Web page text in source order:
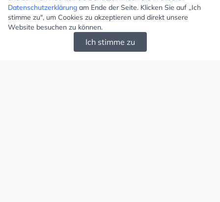
Datenschutzerklärung am Ende der Seite. Klicken Sie auf „Ich
stimme zu", um Cookies zu akzeptieren und direkt unsere
Website besuchen zu können.
Ich stimme zu